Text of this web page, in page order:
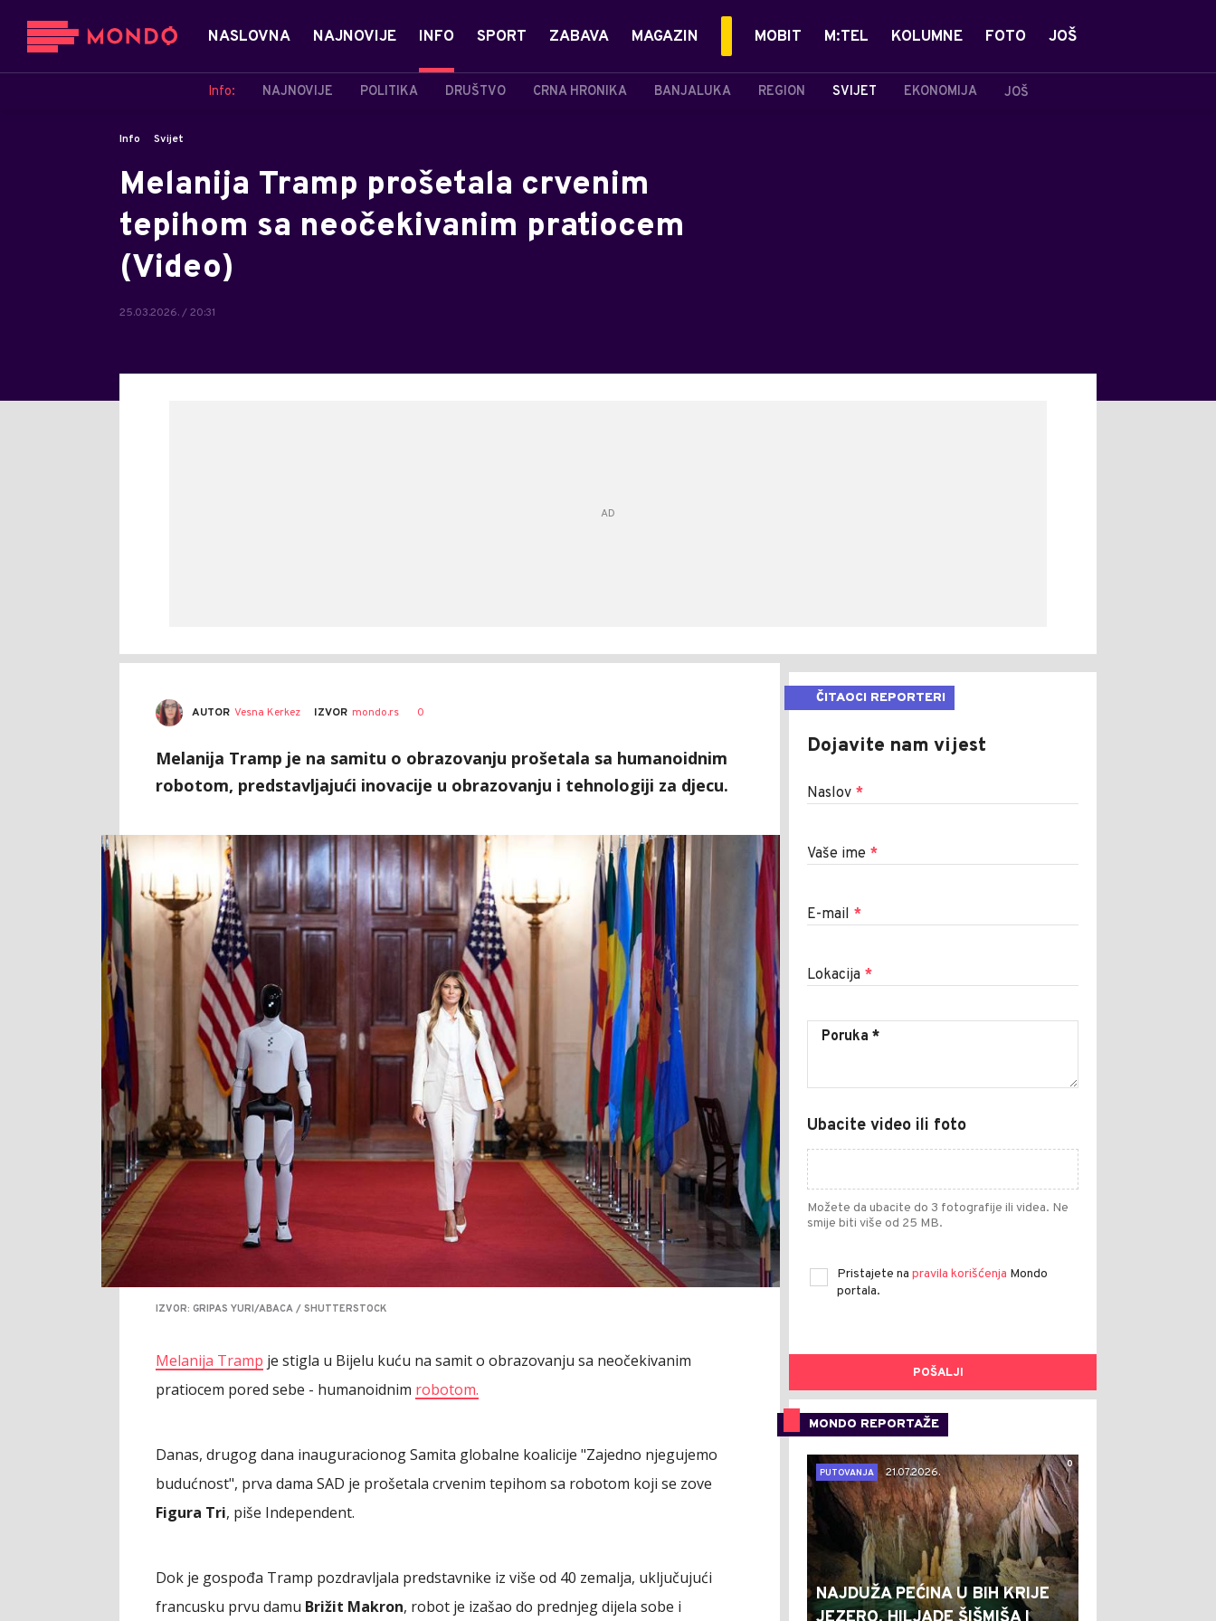
NASLOVNA NAJNOVIJE INFO
Info: NAJNOVIJE POLITIKA DRUŠTVO CRNA HRONIKA BANJALUKA REGION SVIJET EKONOMIJA JOŠ
SPORT ZABAVA MAGAZIN MOBIT M:TEL KOLUMNE FOTO JOŠ
Info Svijet
Melanija Tramp prošetala crvenim
tepihom sa neočekivanim pratiocem
(Video)
25.03.2026. / 20:31
AUTOR Vesna Kerkez IZVOR mondo.rs 0
Melanija Tramp je na samitu o obrazovanju prošetala sa humanoidnim
robotom, predstavljajući inovacije u obrazovanju i tehnologiji za djecu.
IZVOR: GRIPAS YURI/ABACA / SHUTTERSTOCK
Melanija Tramp je stigla u Bijelu kuću na samit o obrazovanju sa neočekivanim
pratiocem pored sebe - humanoidnim robotom.
Danas, drugog dana inauguracionog Samita globalne koalicije "Zajedno njegujemo
budućnost", prva dama SAD je prošetala crvenim tepihom sa robotom koji se zove
Figura Tri, piše Independent.
Dok je gospođa Tramp pozdravljala predstavnike iz više od 40 zemalja, uključujući
francusku prvu damu Brižit Makron, robot je izašao do prednjeg dijela sobe i
ČITAOCI REPORTERI
Dojavite nam vijest
Naslov *
Vaše ime *
E-mail *
Lokacija *
Ubacite video ili foto
Možete da ubacite do 3 fotografije ili videa. Ne
smije biti više od 25 MB.
Pristajete na pravila korišćenja Mondo
portala.
POŠALJI
MONDO REPORTAŽE
0
PUTOVANJA
21.07.2026.
NAJDUŽA PEĆINA U BIH KRIJE